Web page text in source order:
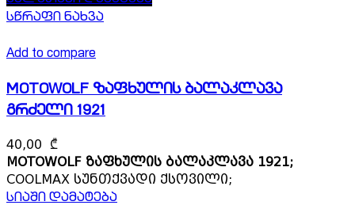
სწრაფი ნახვა
Add to compare
MOTOWOLF ზაფხულის ბალაკლავა
გრძელი 1921
40,00 ₾
MOTOWOLF ზაფხულის ბალაკლავა 1921;
COOLMAX სუნთქვადი ქსოვილი;
სიაში დამატება